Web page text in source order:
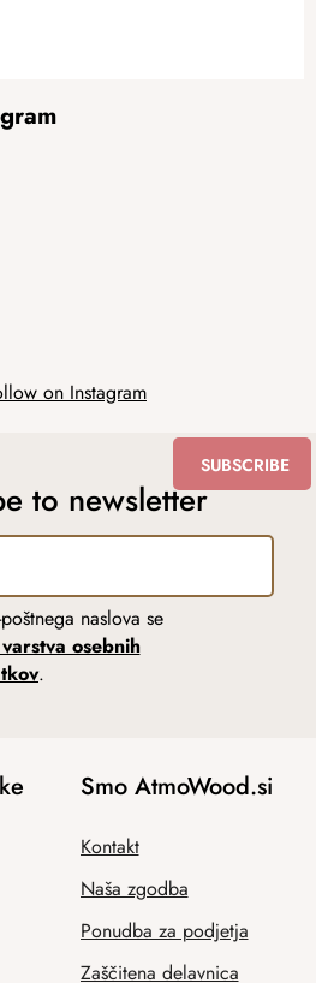
on Instagram
to newsletter
naslova se
osebnih
.
SUBSCRIBE
Smo AtmoWood.si
Kontakt
Naša zgodba
Ponudba za podjetja
Zaščitena delavnica